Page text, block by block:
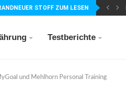
STOFF ZUM LESEN
Testberichte
und Mehlhorn Personal Training